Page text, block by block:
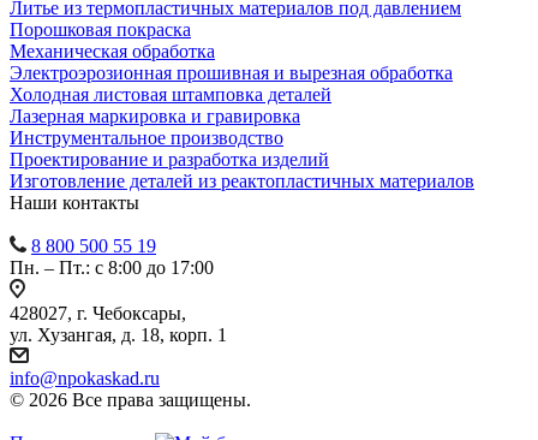
Литье из термопластичных материалов под давлением
Порошковая покраска
Механическая обработка
Электроэрозионная прошивная и вырезная обработка
Холодная листовая штамповка деталей
Лазерная маркировка и гравировка
Инструментальное производство
Проектирование и разработка изделий
Изготовление деталей из реактопластичных материалов
Наши контакты
8 800 500 55 19
Пн. – Пт.: с 8:00 до 17:00
428027, г. Чебоксары,
ул. Хузангая, д. 18, корп. 1
info@npokaskad.ru
© 2026 Все права защищены.